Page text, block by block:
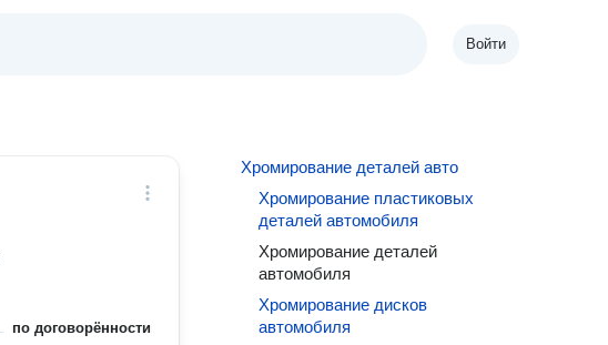
Войти
по договорённости
Хромирование деталей авто
Хромирование пластиковых
деталей автомобиля
Хромирование деталей
автомобиля
Хромирование дисков
автомобиля